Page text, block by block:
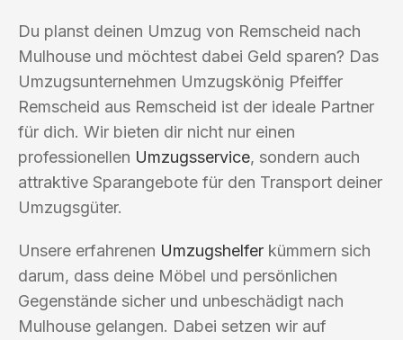
Du planst deinen Umzug von Remscheid nach
Mulhouse und möchtest dabei Geld sparen? Das
Umzugsunternehmen Umzugskönig Pfeiffer
Remscheid aus Remscheid ist der ideale Partner
für dich. Wir bieten dir nicht nur einen
professionellen Umzugsservice, sondern auch
attraktive Sparangebote für den Transport deiner
Umzugsgüter.
Unsere erfahrenen Umzugshelfer kümmern sich
darum, dass deine Möbel und persönlichen
Gegenstände sicher und unbeschädigt nach
Mulhouse gelangen. Dabei setzen wir auf